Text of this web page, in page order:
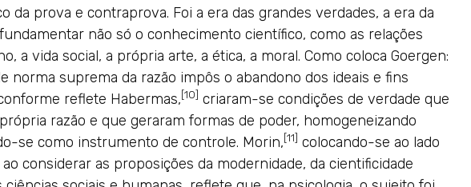
da prova e contraprova. Foi a era das grandes verdades, a era da
não só o conhecimento científico, como as relações
a vida social, a própria arte, a ética, a moral. Como coloca Goergen:
norma suprema da razão impôs o abandono dos ideais e fins
reflete Habermas,[10] criaram-se condições de verdade que
razão e que geraram formas de poder, homogeneizando
se como instrumento de controle. Morin,[11] colocando-se ao lado
considerar as proposições da modernidade, da cientificidade